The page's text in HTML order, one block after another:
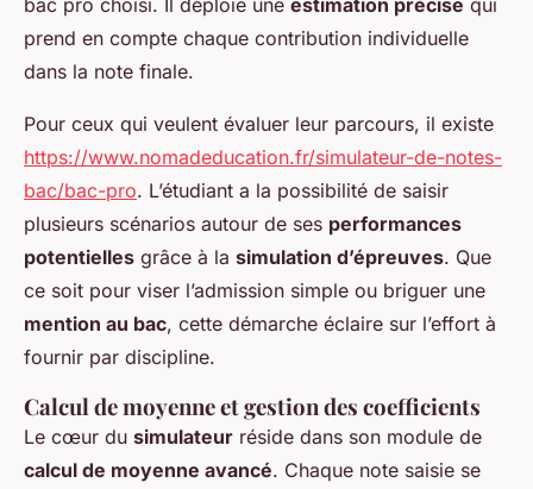
prend en compte chaque contribution individuelle
dans la note finale.
Pour ceux qui veulent évaluer leur parcours, il existe
https://www.nomadeducation.fr/simulateur-de-notes-
bac/bac-pro. L’étudiant a la possibilité de saisir
plusieurs scénarios autour de ses performances
potentielles grâce à la simulation d’épreuves. Que
ce soit pour viser l’admission simple ou briguer une
mention au bac, cette démarche éclaire sur l’effort à
fournir par discipline.
Calcul de moyenne et gestion des coefficients
Le cœur du simulateur réside dans son module de
calcul de moyenne avancé. Chaque note saisie se